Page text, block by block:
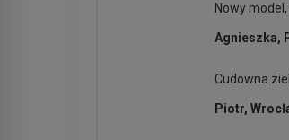
Nowy
Agnieszka,
Cudowna
Piotr,